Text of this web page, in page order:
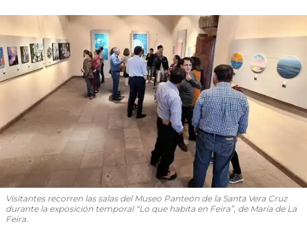
Visitantes recorren las salas del Museo Panteón de la Santa Vera Cruz
durante la exposición temporal “Lo que habita en Feira”, de María de La
Feira.